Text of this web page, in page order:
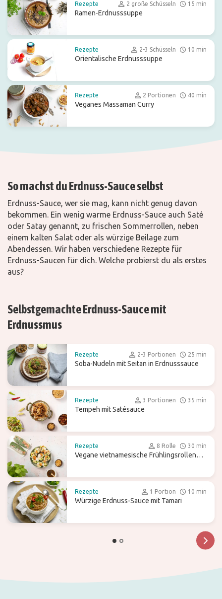
Rezepte 2 große Schüsseln 15 min
Ramen-Erdnusssuppe
Rezepte 2-3 Schüsseln 10 min
Orientalische Erdnusssuppe
Rezepte 2 Portionen 40 min
Veganes Massaman Curry
So machst du Erdnuss-Sauce selbst
Erdnuss-Sauce, wer sie mag, kann nicht genug davon
bekommen. Ein wenig warme Erdnuss-Sauce auch Saté
oder Satay genannt, zu frischen Sommerrollen, neben
einem kalten Salat oder als würzige Beilage zum
Abendessen. Wir haben verschiedene Rezepte für
Erdnuss-Saucen für dich. Welche probierst du als erstes
aus?
Selbstgemachte Erdnuss-Sauce mit
Erdnussmus
Rezepte 2-3 Portionen 25 min
Soba-Nudeln mit Seitan in Erdnusssauce
Rezepte 3 Portionen 35 min
Tempeh mit Satésauce
Rezepte 8 Rolle 30 min
Vegane vietnamesische Frühlingsrollen
Rezepte 1 Portion 10 min
Würzige Erdnuss-Sauce mit Tamari